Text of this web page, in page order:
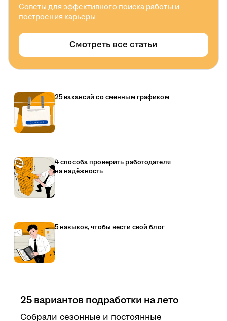
Советы для эффективного поиска работы и
построения карьеры
Смотреть все статьи
25 вакансий со сменным графиком
4 способа проверить работодателя
на надёжность
5 навыков, чтобы вести свой блог
25 вариантов подработки на лето
Собрали сезонные и постоянные